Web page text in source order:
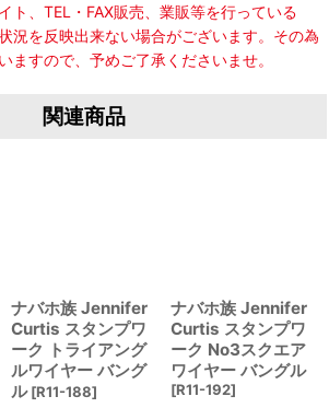
ト、TEL・FAX販売、業販等を行っている
況を反映出来ない場合がございます。その為
ますので、予めご了承くださいませ。
関連商品
ナバホ族 Jennifer
Curtis スタンプワ
ーク トライアング
ルワイヤー バング
ル [R11-188]
ナバホ族 Jennifer
Curtis スタンプワ
ーク No3スクエア
ワイヤー バングル
[R11-192]